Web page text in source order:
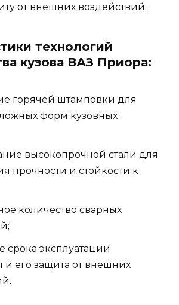
от внешних воздействий.
технологий
кузова ВАЗ Приора:
горячей штамповки для
форм кузовных
высокопрочной стали для
прочности и стойкости к
количество сварных
срока эксплуатации
и его защита от внешних